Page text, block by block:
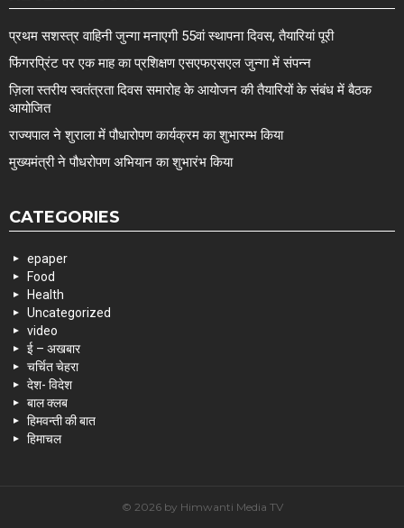
प्रथम सशस्त्र वाहिनी जुन्गा मनाएगी 55वां स्थापना दिवस, तैयारियां पूरी
फिंगरप्रिंट पर एक माह का प्रशिक्षण एसएफएसएल जुन्गा में संपन्न
ज़िला स्तरीय स्वतंत्रता दिवस समारोह के आयोजन की तैयारियों के संबंध में बैठक
आयोजित
राज्यपाल ने शुराला में पौधारोपण कार्यक्रम का शुभारम्भ किया
मुख्यमंत्री ने पौधरोपण अभियान का शुभारंभ किया
CATEGORIES
epaper
Food
Health
Uncategorized
video
ई – अखबार
चर्चित चेहरा
देश- विदेश
बाल क्लब
हिमवन्ती की बात
हिमाचल
© 2026 by Himwanti Media TV